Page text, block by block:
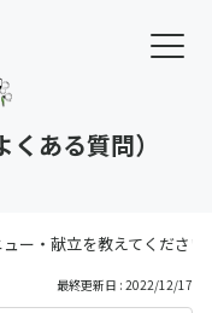
ある質問）
ー・献立を教えてください
最終更新日 : 2022/12/17